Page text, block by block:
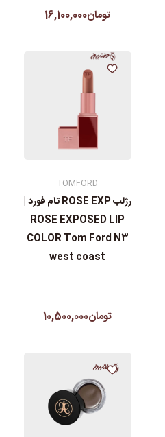
تومان16,100,000
TOMFORD
رژلب ROSE EXP تام فورد |
ROSE EXPOSED LIP
COLOR Tom Ford N3
west coast
تومان10,500,000